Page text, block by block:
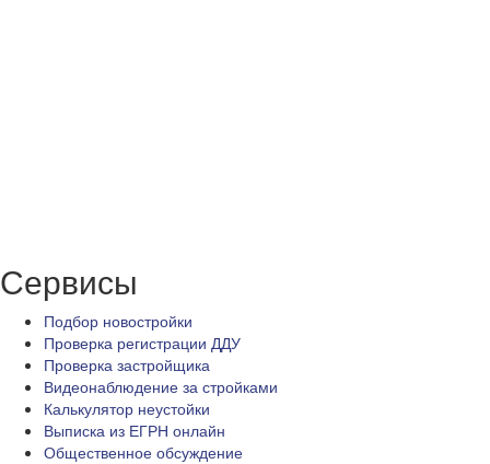
Сервисы
Подбор новостройки
Проверка регистрации ДДУ
Проверка застройщика
Видеонаблюдение за стройками
Калькулятор неустойки
Выписка из ЕГРН онлайн
Общественное обсуждение